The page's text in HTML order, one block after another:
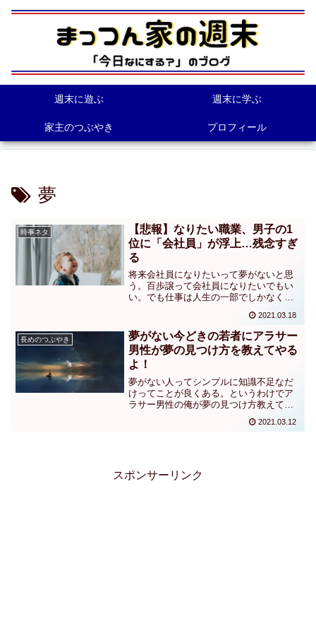
週末に遊ぶ 週末に学ぶ
家主のつぶやき プロフィール
夢
時事ネタ
【悲報】なりたい職業、男子の1
位に「会社員」が浮上…残念すぎ
る
将来会社員になりたいって夢がないと思
う。百歩譲って会社員になりたいでもい
い。でも仕事は人生の一部でしかなく
分の人生をどうしたいの？ってことが大
事じゃない？生き方を語ってほしいし子
供の時くらいぶっ飛んだ夢を掲げてほし
い。
2021.03.18
長めのつぶやき
夢がない今どきの若者にアラサー
男性が夢の見つけ方を教えてやる
よ！
夢がない人ってシンプルに知識不足なだ
けってことが良くある。というわけでア
ラサー男性の俺が夢の見つけ方教えてや
び方から、気になったものを好きなだ
2021.03.12
スポンサーリンク